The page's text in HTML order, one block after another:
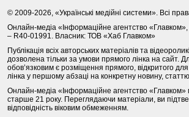
© 2009-2026, «Українські медійні системи». Всі
Онлайн-медіа «Інформаційне агентство «Главком»,
– R40-01991. Власник: ТОВ «Хаб Главком»
Публікація всіх авторських матеріалів та
дозволена тільки за умови прямого лінка на сайт.
обов’язковим є розміщення прямого, відкритого
лінка у першому абзаці на конкретну новину,
Онлайн-медіа «Інформаційне агентство «Главком»
старше 21 року. Переглядаючи матеріали, ви
відповідність віковим обмеженням.